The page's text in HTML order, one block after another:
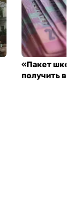
«Пакет
получить